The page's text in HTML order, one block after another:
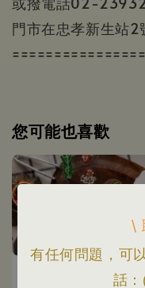
\
有任何問題，可
話
門市在忠孝新生站
您可能也喜歡